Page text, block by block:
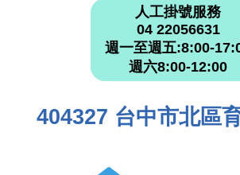
人工掛號服務
04 22056631
週一至週五:8:00-
週六8:00-12:00
404327 台中市北區